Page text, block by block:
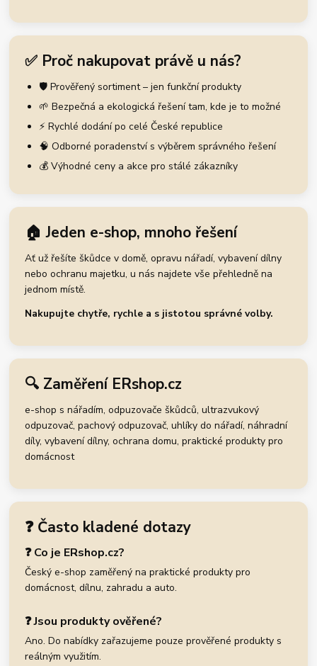
✅ Proč nakupovat právě u nás?
🛡️ Prověřený sortiment – jen funkční produkty
🌱 Bezpečná a ekologická řešení tam, kde je to možné
⚡ Rychlé dodání po celé České republice
🧠 Odborné poradenství s výběrem správného řešení
💰 Výhodné ceny a akce pro stálé zákazníky
🏠 Jeden e-shop, mnoho řešení
Ať už řešíte škůdce v domě, opravu nářadí, vybavení dílny
nebo ochranu majetku, u nás najdete vše přehledně na
jednom místě.
Nakupujte chytře, rychle a s jistotou správné volby.
🔍 Zaměření ERshop.cz
e-shop s nářadím, odpuzovače škůdců, ultrazvukový
odpuzovač, pachový odpuzovač, uhlíky do nářadí, náhradní
díly, vybavení dílny, ochrana domu, praktické produkty pro
domácnost
❓ Často kladené dotazy
❓ Co je ERshop.cz?
Český e-shop zaměřený na praktické produkty pro
domácnost, dílnu, zahradu a auto.
❓ Jsou produkty ověřené?
Ano. Do nabídky zařazujeme pouze prověřené produkty s
reálným využitím.